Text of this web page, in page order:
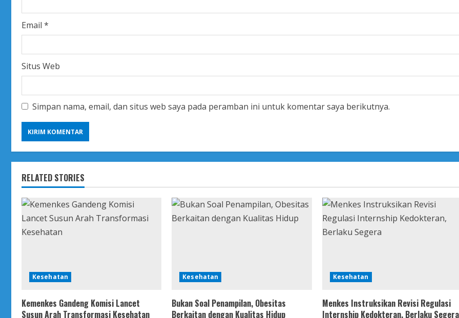
g
Email *
Situs Web
Simpan nama, email, dan situs web saya pada peramban ini untuk komentar saya berikutnya.
RELATED STORIES
Kesehatan
Kemenkes Gandeng Komisi Lancet
Susun Arah Transformasi Kesehatan
Kesehatan
Bukan Soal Penampilan, Obesitas
Berkaitan dengan Kualitas Hidup
Kesehatan
Menkes Instruksikan Revisi Regulasi
Internship Kedokteran, Berlaku Segera